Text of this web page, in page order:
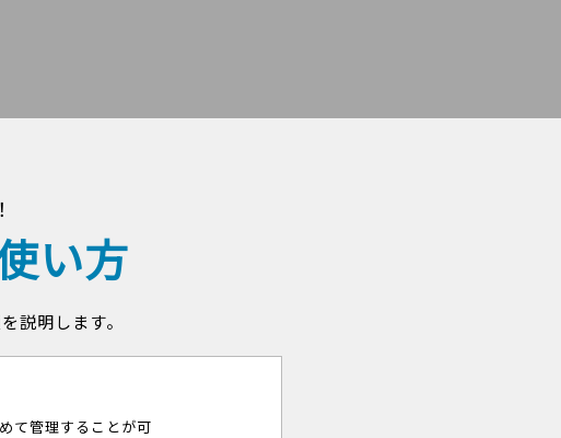
い方
説明します。
て管理することが可